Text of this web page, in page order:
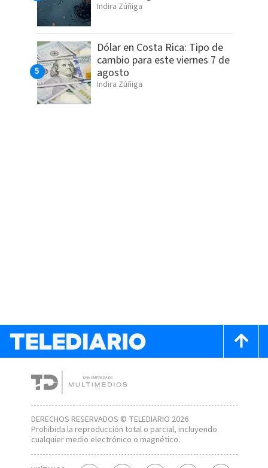
Indira Zúñiga
Dólar en Costa Rica: Tipo de
cambio para este viernes 7 de
agosto
Indira Zúñiga
DERECHOS RESERVADOS © TELEDIARIO 2026
Prohibida la reproducción total o parcial, incluyendo
cualquier medio electrónico o magnético.